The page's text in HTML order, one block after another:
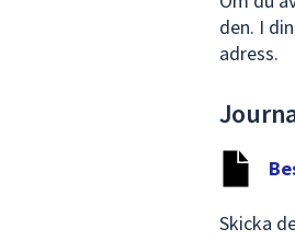
den. I
adress.
Skicka